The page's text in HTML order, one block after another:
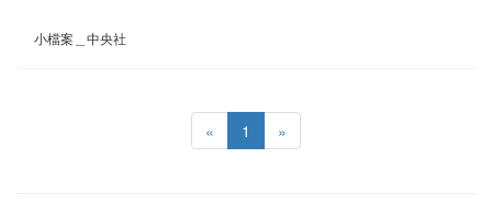
小檔案＿中央社
« 1 »